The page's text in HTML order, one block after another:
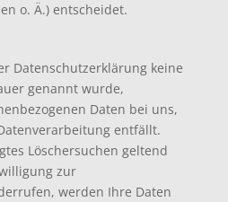
o. Ä.) entscheidet.
Datenschutzerklärung keine
genannt wurde,
Daten bei uns,
entfällt.
Löschersuchen geltend
zur
werden Ihre Daten